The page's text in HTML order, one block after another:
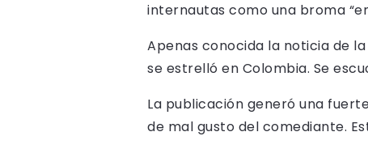
internautas como una broma
Apenas conocida la noticia de
se estrelló en Colombia. Se
La publicación generó una
de mal gusto del comediante.